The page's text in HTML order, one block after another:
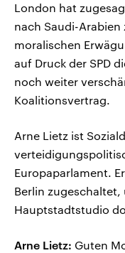
London hat
nach Saudi-
moralischen
auf Druck der SPD
noch weiter
Koalitionsvertrag.
Arne Lietz ist
Europaparlament.
Berlin zugeschaltet,
Hauptstadtstudio
Arne Lietz: Guten